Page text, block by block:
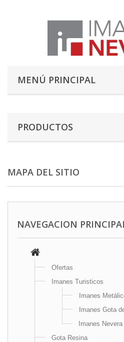
MENÚ PRINCIPAL
PRODUCTOS
MAPA DEL SITIO
NAVEGACION
Ofertas
Imanes Turisticos
Imanes
Imanes Gota
Imanes
Gota Resina